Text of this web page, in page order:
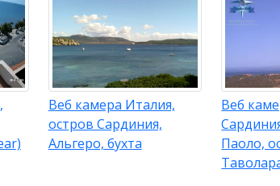
Веб камера Италия,
остров Сардиния,
Альгеро, бухта
Веб
Паоло,